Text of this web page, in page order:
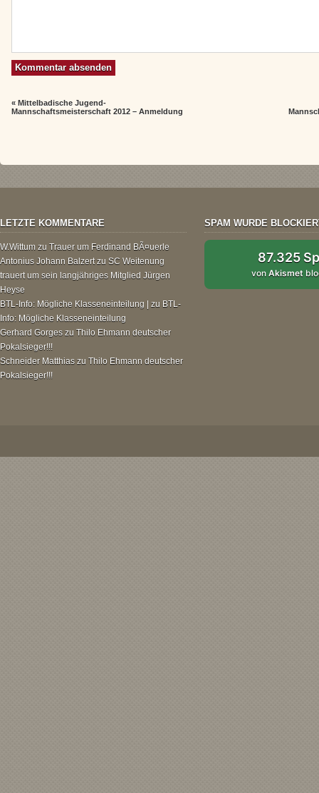
«Mittelbadische Jugend-
Mannschaftsmeisterschaft 2012 – Anmeldung
LETZTE KOMMENTARE
W.Wittum zu Trauer um Ferdinand BÃ¤uerle
Antonius Johann Balzertzu SC Weitenung
trauert um sein langjähriges Mitglied Jürgen
Heyse
BTL-Info: Mögliche Klasseneinteilung | zu BTL-
Info: Mögliche Klasseneinteilung
Gerhard Gorges zu Thilo Ehmann deutscher
Pokalsieger!!!
Schneider Matthias zu Thilo Ehmann deutscher
Pokalsieger!!!
SPAM WURDE
87.325
vonAkismet